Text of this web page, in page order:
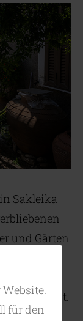
Sakleika
und Gärten
seinen
allem
abgelöst.
für den